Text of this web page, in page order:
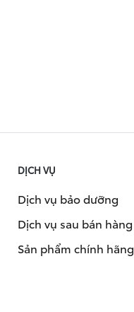
DỊCH VỤ
Dịch vụ bảo dưỡng
Dịch vụ sau bán hàng
Sản phẩm chính hãng